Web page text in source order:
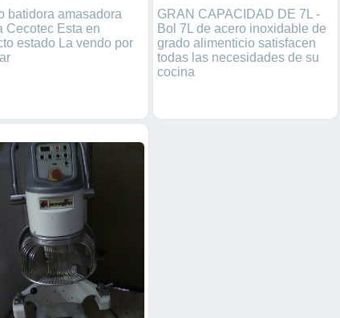
batidora amasadora
Cecotec Esta en
estado La vendo por
GRAN CAPACIDAD DE 7L -
Bol 7L de acero inoxidable de
grado alimenticio satisfacen
todas las necesidades de su
cocina